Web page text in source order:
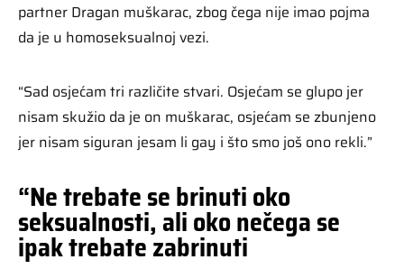
partner Dragan muškarac, zbog čega nije imao pojma
da je u homoseksualnoj vezi.
“Sad osjećam tri različite stvari. Osjećam se glupo jer
nisam skužio da je on muškarac, osjećam se zbunjeno
jer nisam siguran jesam li gay i što smo još ono rekli.”
“Ne trebate se brinuti oko
seksualnosti, ali oko nečega se
ipak trebate zabrinuti